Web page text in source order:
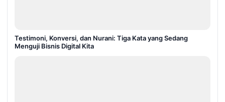
Testimoni, Konversi, dan Nurani: Tiga Kata yang Sedang
Menguji Bisnis Digital Kita